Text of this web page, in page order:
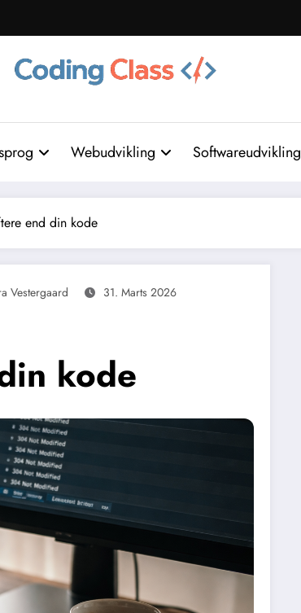
Webudvikling Softwareudvikling
end din kode
Vestergaard
31. Marts 2026
kode